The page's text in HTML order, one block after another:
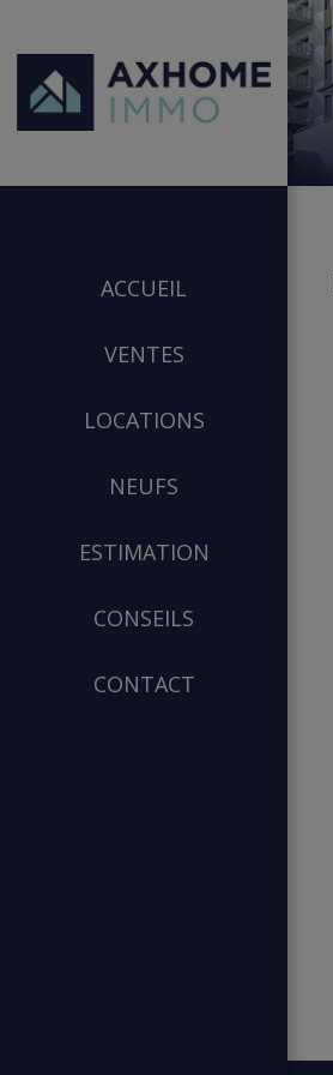
ACCUEIL
VENTES
LOCATIONS
NEUFS
ESTIMATION
CONSEILS
CONTACT